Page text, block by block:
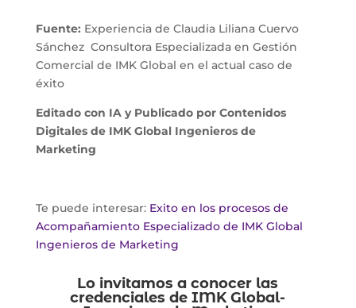
Fuente: Experiencia de Claudia Liliana Cuervo
Sánchez Consultora Especializada en Gestión
Comercial de IMK Global en el actual caso de
éxito
Editado con IA y Publicado por Contenidos
Digitales de IMK Global Ingenieros de
Marketing
Te puede interesar: Exito en los procesos de
Acompañamiento Especializado de IMK Global
Ingenieros de Marketing
Lo invitamos a conocer las
credenciales deIMK Global-